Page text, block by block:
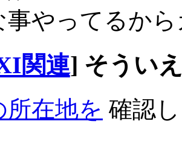
事やってるか
関連] そうい
所在地を 確認